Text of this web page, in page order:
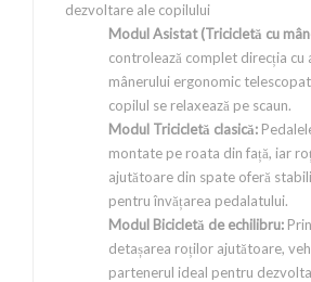
dezvoltare ale copilului
Modul Asistat (Tricicletă cu
controlează complet direcția cu
mânerului ergonomic
copilul se relaxează pe scaun.
Modul Tricicletă clasică:
montate pe roata din față, iar
ajutătoare din spate oferă
pentru învățarea pedalatului.
Modul Bicicletă de echilibru:
detașarea roților ajutătoare,
partenerul ideal pentru